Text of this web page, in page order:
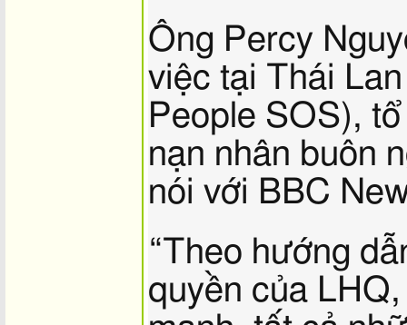
Ông Percy
việc tại Thái
People SOS),
nạn nhân buôn
nói với BBC
“Theo hướng
quyền của